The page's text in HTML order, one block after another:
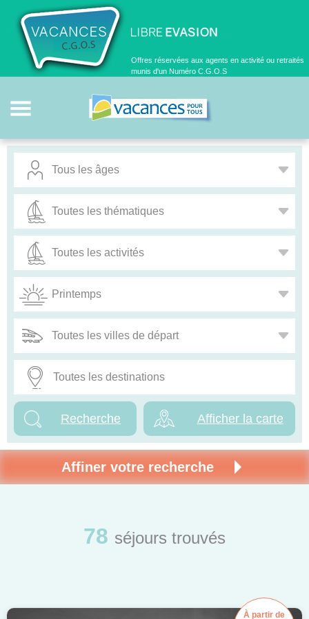
Offres réservées aux agents en activité ou retraités
munis d'un Numéro C.G.O.S
Afficher la carte
Affiner votre recherche
78 séjours trouvés
À partir de